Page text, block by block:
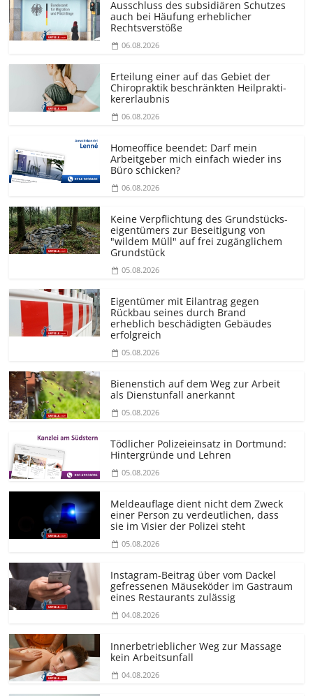
Ausschluss des subsidiären Schutzes
auch bei Häufung erheblicher
Rechtsverstöße
06.08.2026
Erteilung einer auf das Gebiet der
Chiropraktik beschränkten Heilprakti­
kererlaubnis
06.08.2026
Homeoffice beendet: Darf mein
Arbeitgeber mich einfach wieder ins
Büro schicken?
06.08.2026
Keine Verpflichtung des Grundstücks­
eigentümers zur Beseitigung von
"wildem Müll" auf frei zugänglichem
Grundstück
05.08.2026
Eigentümer mit Eilantrag gegen
Rückbau seines durch Brand
erheblich beschädigten Gebäudes
erfolgreich
05.08.2026
Bienenstich auf dem Weg zur Arbeit
als Dienstunfall anerkannt
05.08.2026
Tödlicher Polizeieinsatz in Dortmund:
Hintergründe und Lehren
05.08.2026
Meldeauflage dient nicht dem Zweck
einer Person zu verdeutlichen, dass
sie im Visier der Polizei steht
05.08.2026
Instagram-Beitrag über vom Dackel
gefressenen Mäuseköder im Gastraum
eines Restaurants zulässig
04.08.2026
Innerbetrieblicher Weg zur Massage
kein Arbeitsunfall
04.08.2026